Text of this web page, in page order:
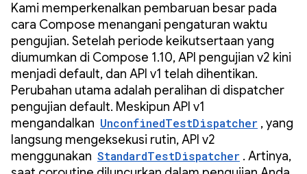
Kami memperkenalkan pembaruan besar pada
cara Compose menangani pengaturan waktu
pengujian. Setelah periode keikutsertaan yang
diumumkan di Compose 1.10, API pengujian v2 kini
menjadi default, dan API v1 telah dihentikan.
Perubahan utama adalah peralihan di dispatcher
pengujian default. Meskipun API v1
mengandalkan UnconfinedTestDispatcher , yang
langsung mengeksekusi rutin, API v2
menggunakan StandardTestDispatcher . Artinya,